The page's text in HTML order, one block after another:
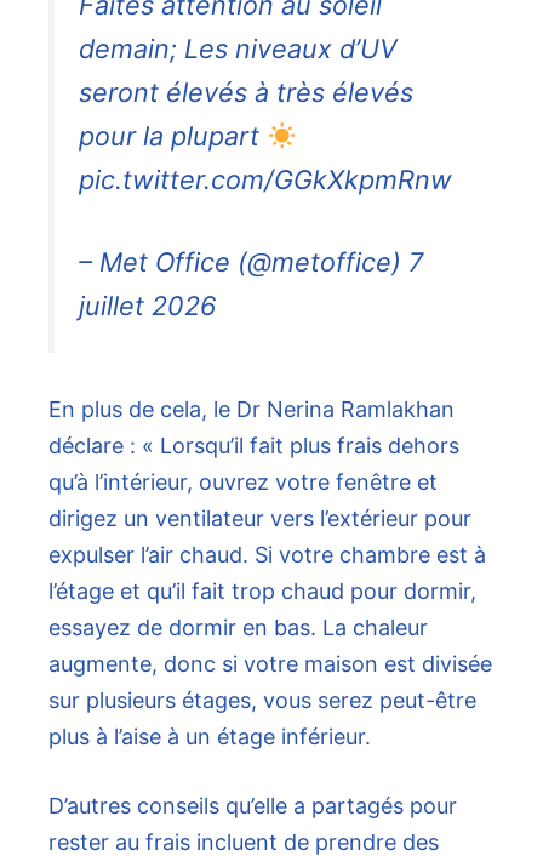
demain; Les niveaux d’UV
seront élevés à très élevés
pour la plupart
pic.twitter.com/GGkXkpmRnw
– Met Office (@metoffice) 7
juillet 2026
En plus de cela, le Dr Nerina Ramlakhan
déclare : « Lorsqu’il fait plus frais dehors
qu’à l’intérieur, ouvrez votre fenêtre et
dirigez un ventilateur vers l’extérieur pour
expulser l’air chaud. Si votre chambre est à
l’étage et qu’il fait trop chaud pour dormir,
essayez de dormir en bas. La chaleur
augmente, donc si votre maison est divisée
sur plusieurs étages, vous serez peut-être
plus à l’aise à un étage inférieur.
D’autres conseils qu’elle a partagés pour
rester au frais incluent de prendre des